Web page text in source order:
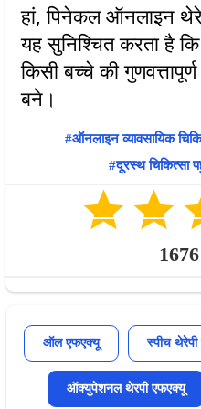
हां, पिनेकल ऑनलाइन
यह सुनिश्चित करता है कि
किसी बच्चे की
ऑनलाइन व्यावसायिक
दूरस्थ चिकित्सा
1676
ऑल एफएक्यू स्पीच
ऑक्युपेशनल थेरपी एफएक्यू